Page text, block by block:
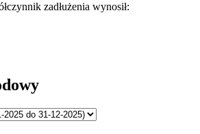
zadłużenia wynosił: